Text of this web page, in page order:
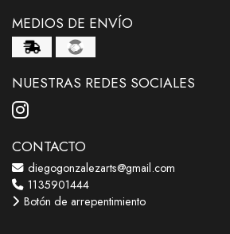
MEDIOS DE ENVÍO
NUESTRAS REDES SOCIALES
CONTACTO
diegogonzalezarts@gmail.com
1135901444
Botón de arrepentimiento